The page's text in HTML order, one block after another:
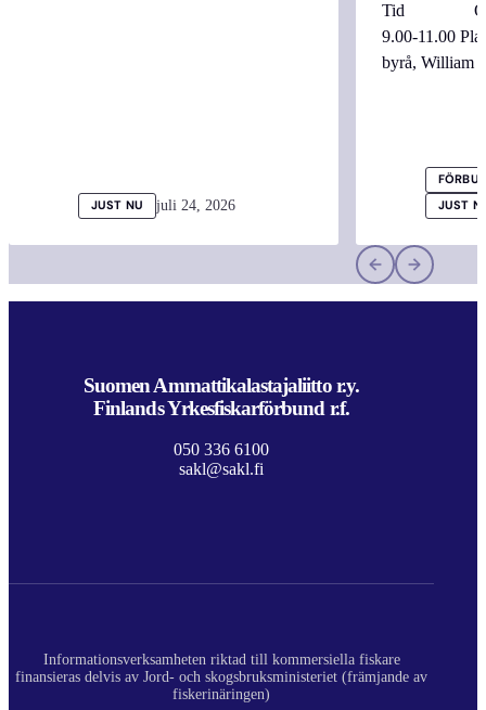
JUST NU juli 24, 2026
Tid
9.00-11.00
byrå, William
JUST
Suomen Ammattikalastajaliitto r.y.
Finlands Yrkesfiskarförbund r.f.
050 336 6100
sakl@sakl.fi
Informationsverksamheten riktad till kommersiella fiskare
finansieras delvis av Jord- och skogsbruksministeriet (främjande av
fiskerinäringen)